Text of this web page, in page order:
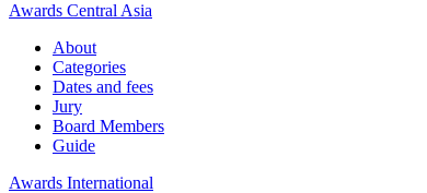
Awards Central Asia
About
Categories
Dates and fees
Jury
Board Members
Guide
Awards International